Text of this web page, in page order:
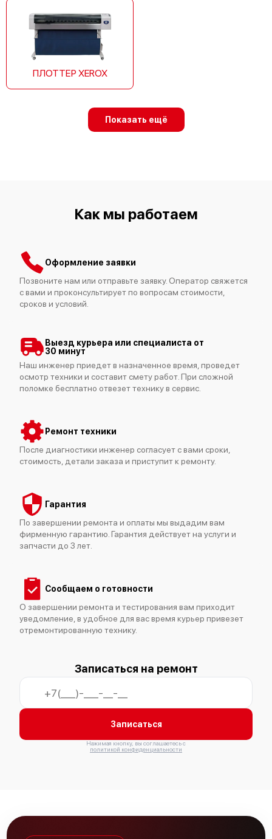
ПЛОТТЕР XEROX
Показать ещё
Как мы работаем
Оформление заявки
Позвоните нам или отправьте заявку. Оператор свяжется
с вами и проконсультирует по вопросам стоимости,
сроков и условий.
Выезд курьера или специалиста от
30 минут
Наш инженер приедет в назначенное время, проведет
осмотр техники и составит смету работ. При сложной
поломке бесплатно отвезет технику в сервис.
Ремонт техники
После диагностики инженер согласует с вами сроки,
стоимость, детали заказа и приступит к ремонту.
Гарантия
По завершении ремонта и оплаты мы выдадим вам
фирменную гарантию. Гарантия действует на услуги и
запчасти до 3 лет.
Сообщаем о готовности
О завершении ремонта и тестирования вам приходит
уведомление, в удобное для вас время курьер привезет
отремонтированную технику.
Записаться на ремонт
Записаться
Нажимая кнопку, вы соглашаетесь с
политикой конфиденциальности